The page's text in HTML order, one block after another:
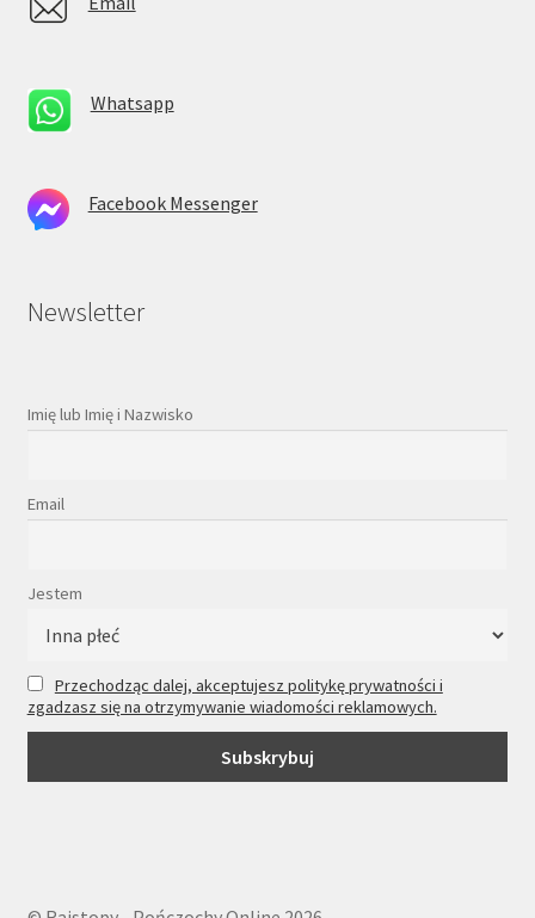
Whatsapp
Facebook Messenger
Newsletter
Imię lub Imię i Nazwisko
Email
Jestem
Przechodząc dalej, akceptujesz politykę prywatności i
zgadzasz się na otrzymywanie wiadomości reklamowych.